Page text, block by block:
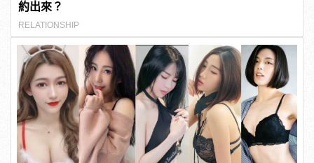
約出來？
RELATIONSHIP